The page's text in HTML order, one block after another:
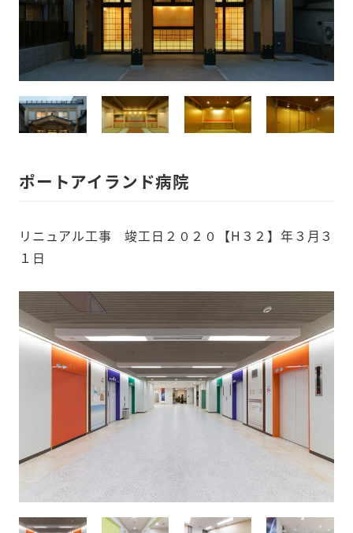
ポートアイランド病院
リニュアル工事 竣工日２０２０【H３２】年３月３
１日